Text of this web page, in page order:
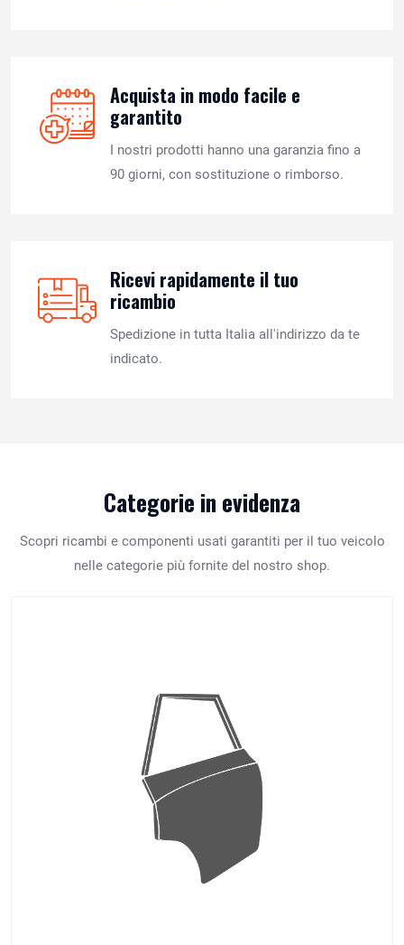
Acquista in modo facile e
garantito
I nostri prodotti hanno una garanzia fino a
90 giorni, con sostituzione o rimborso.
Ricevi rapidamente il tuo
ricambio
Spedizione in tutta Italia all'indirizzo da te
indicato.
Categorie in evidenza
Scopri ricambi e componenti usati garantiti per il tuo veicolo
nelle categorie più fornite del nostro shop.